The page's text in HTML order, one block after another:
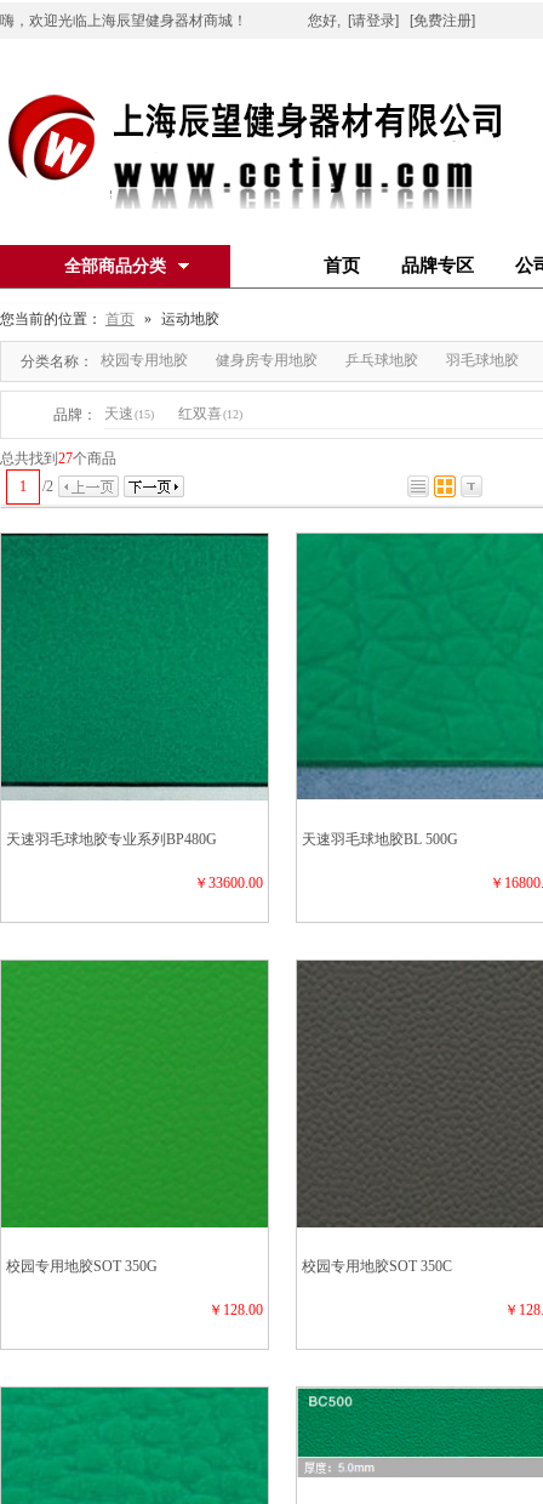
嗨，欢迎光临上海辰望健身器材商城！ 您好, [请登录] [免费注册]
全部商品分类 首页 品牌专区 公
您当前的位置： 首页 » 运动地胶
分类名称： 校园专用地胶 健身房专用地胶 乒乓球地胶 羽毛球地胶
品牌： 天速(15) 红双喜(12)
总共找到 27个商品
1
/2
天速羽毛球地胶专业系列BP480G
￥33600.00
天速羽毛球地胶BL 500G
￥
校园专用地胶SOT 350G
￥128.00
校园专用地胶SOT 350C
￥